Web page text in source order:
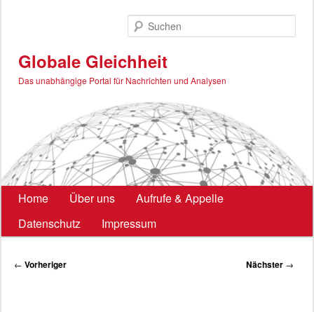
Globale Gleichheit
Das unabhängige Portal für Nachrichten und Analysen
Hauptmenü
Home Über uns
Aufrufe & Appelle
Datenschutz
Impressum
Beitragsnavigation
← Vorheriger Nächster →